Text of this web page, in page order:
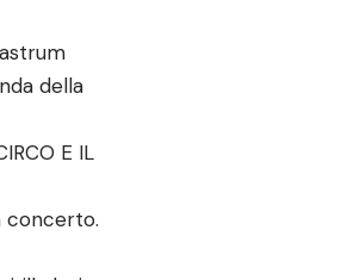
della
E IL
concerto.